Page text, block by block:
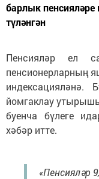
барлык
түләнгән
Пенсияләр ел
пенсионерларның
индексацияләнә.
йомгаклау
буенча бүлеге
хәбәр итте.
«Пенсияләр